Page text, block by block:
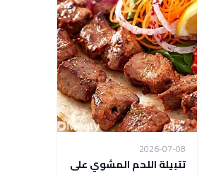
2026-07-08
تتبيلة اللحم المشوي على